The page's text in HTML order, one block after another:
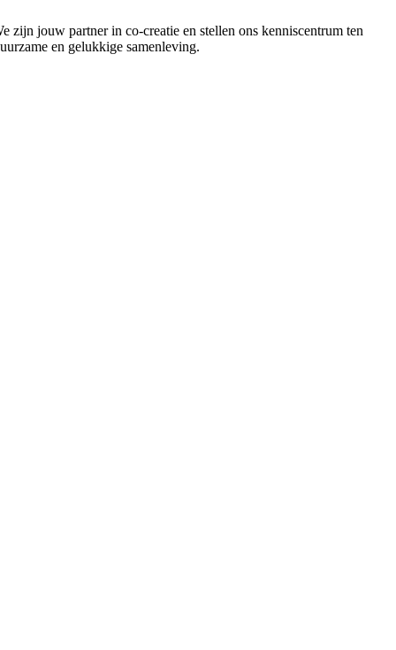
zijn jouw partner in co-creatie en stellen ons kenniscentrum ten
en gelukkige samenleving.